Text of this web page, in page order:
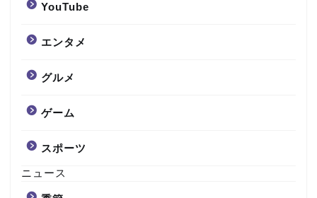
YouTube
エンタメ
グルメ
ゲーム
スポーツ
ニュース